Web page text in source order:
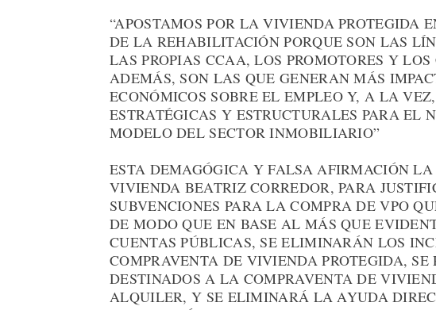
“APOSTAMOS POR LA VIVIENDA PROTEGIDA
DE LA REHABILITACIÓN PORQUE SON LAS
LAS PROPIAS CCAA, LOS PROMOTORES Y
ADEMÁS, SON LAS QUE GENERAN MÁS
ECONÓMICOS SOBRE EL EMPLEO Y, A LA
ESTRATÉGICAS Y ESTRUCTURALES PARA EL
MODELO DEL SECTOR INMOBILIARIO”
ESTA DEMAGÓGICA Y FALSA AFIRMACIÓN
VIVIENDA BEATRIZ CORREDOR, PARA
SUBVENCIONES PARA LA COMPRA DE VPO
DE MODO QUE EN BASE AL MÁS QUE
CUENTAS PÚBLICAS, SE ELIMINARÁN LOS
COMPRAVENTA DE VIVIENDA PROTEGIDA,
DESTINADOS A LA COMPRAVENTA DE
ALQUILER, Y SE ELIMINARÁ LA AYUDA